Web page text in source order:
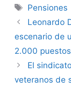
Etiquetas
Pensiones
Leonardo
escenario de
2.000
El
veteranos de